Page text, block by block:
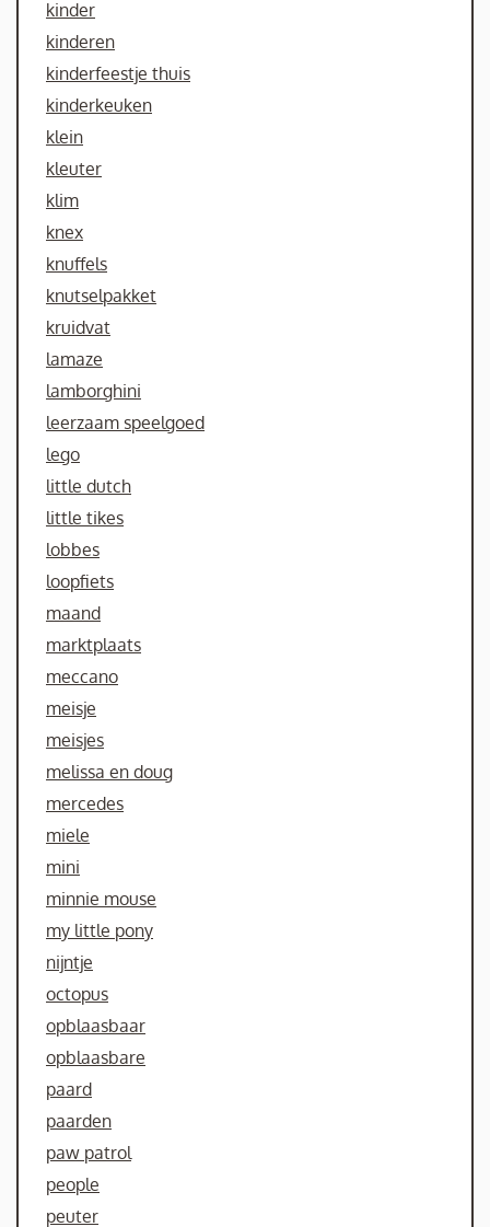
kinder
kinderen
kinderfeestje thuis
kinderkeuken
klein
kleuter
klim
knex
knuffels
knutselpakket
kruidvat
lamaze
lamborghini
leerzaam speelgoed
lego
little dutch
little tikes
lobbes
loopfiets
maand
marktplaats
meccano
meisje
meisjes
melissa en doug
mercedes
miele
mini
minnie mouse
my little pony
nijntje
octopus
opblaasbaar
opblaasbare
paard
paarden
paw patrol
people
peuter